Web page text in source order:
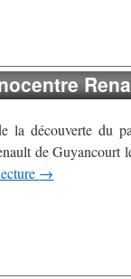
la découverte du
de Guyancourt
→